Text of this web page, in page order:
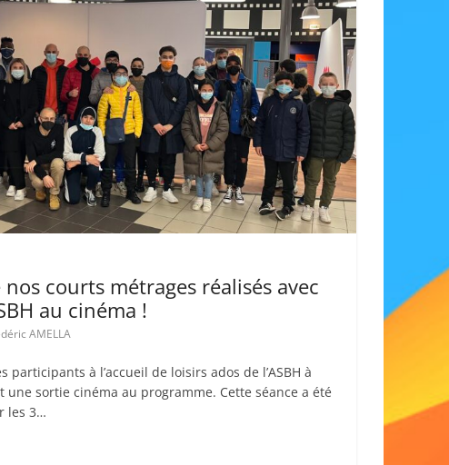
courts métrages réalisés avec
au cinéma !
AMELLA
participants à l’accueil de loisirs ados de l’ASBH à
une sortie cinéma au programme. Cette séance a été
les 3…